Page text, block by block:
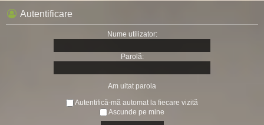
Autentificare
Nume utilizator:
Parolă:
Am uitat parola
Autentifică-mă automat la fiecare vizită
Ascunde pe mine